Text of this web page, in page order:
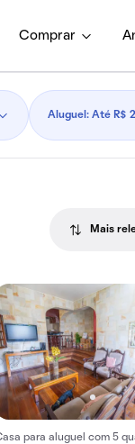
Comprar
Aluguel: Até R$
Mais
para aluguel com 5